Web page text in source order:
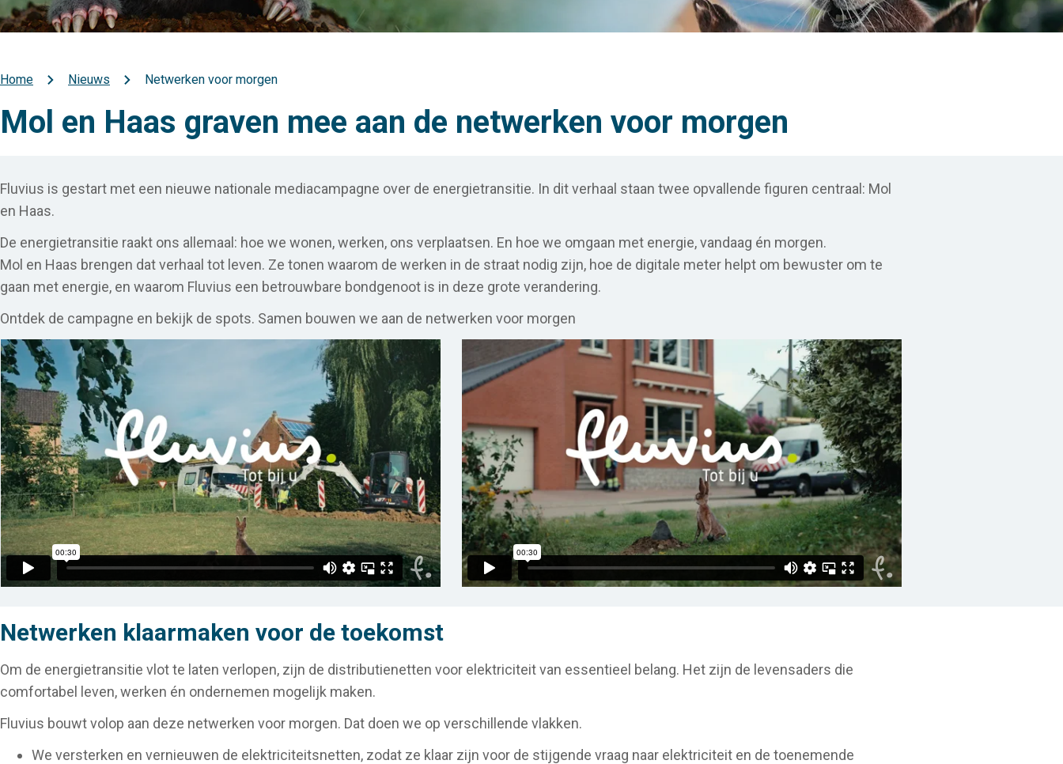
Kruimelpad
Home Nieuws Netwerken voor morgen
Mol en Haas graven mee aan de netwerken voor morgen
Fluvius is gestart met een nieuwe nationale mediacampagne over de energietransitie. In dit verhaal staan twee opvallende figuren centraal: Mol
en Haas.
De energietransitie raakt ons allemaal: hoe we wonen, werken, ons verplaatsen. En hoe we omgaan met energie, vandaag én morgen.
Mol en Haas brengen dat verhaal tot leven. Ze tonen waarom de werken in de straat nodig zijn, hoe de digitale meter helpt om bewuster om te
gaan met energie, en waarom Fluvius een betrouwbare bondgenoot is in deze grote verandering.
Ontdek de campagne en bekijk de spots. Samen bouwen we aan de netwerken voor morgen
Netwerken klaarmaken voor de toekomst
Om de energietransitie vlot te laten verlopen, zijn de distributienetten voor elektriciteit van essentieel belang. Het zijn de levensaders die
comfortabel leven, werken én ondernemen mogelijk maken.
Fluvius bouwt volop aan deze netwerken voor morgen. Dat doen we op verschillende vlakken.
We versterken en vernieuwen de elektriciteitsnetten, zodat ze klaar zijn voor de stijgende vraag naar elektriciteit en de toenemende